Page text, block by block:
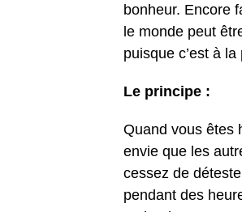
bonheur. Encore
le monde peut
puisque c’est à
Le principe :
Quand vous êtes
envie que les
cessez de
pendant des